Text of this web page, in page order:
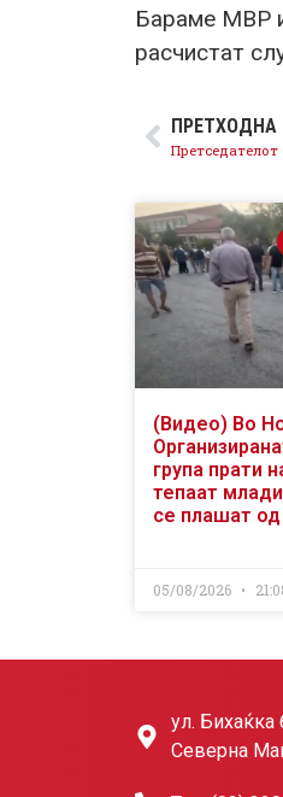
Бараме МВР
расчистат
ПРЕТХОДНА
(Видео) Во
група прати
тепаат
се плашат од
05/08/2026
ул. Бихаќка
Северна